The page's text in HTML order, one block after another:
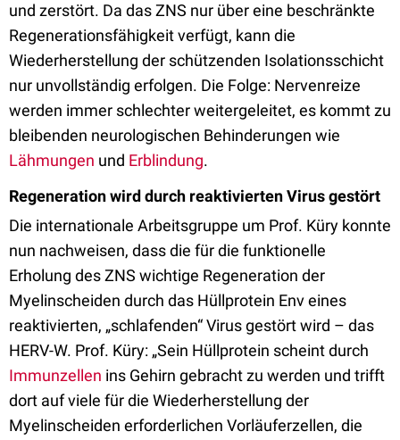
und zerstört. Da das ZNS nur über eine beschränkte
Regenerationsfähigkeit verfügt, kann die
Wiederherstellung der schützenden Isolationsschicht
nur unvollständig erfolgen. Die Folge: Nervenreize
werden immer schlechter weitergeleitet, es kommt zu
bleibenden neurologischen Behinderungen wie
Lähmungen und Erblindung.
Regeneration wird durch reaktivierten Virus gestört
Die internationale Arbeitsgruppe um Prof. Küry konnte
nun nachweisen, dass die für die funktionelle
Erholung des ZNS wichtige Regeneration der
Myelinscheiden durch das Hüllprotein Env eines
reaktivierten, „schlafenden“ Virus gestört wird – das
HERV-W. Prof. Küry: „Sein Hüllprotein scheint durch
Immunzellen ins Gehirn gebracht zu werden und trifft
dort auf viele für die Wiederherstellung der
Myelinscheiden erforderlichen Vorläuferzellen, die